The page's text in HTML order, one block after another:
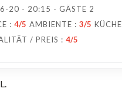
20 - 20:15 - GÄSTE 2
: 4/5 AMBIENTE : 3/5 KÜCHE
/ PREIS : 4/5
L